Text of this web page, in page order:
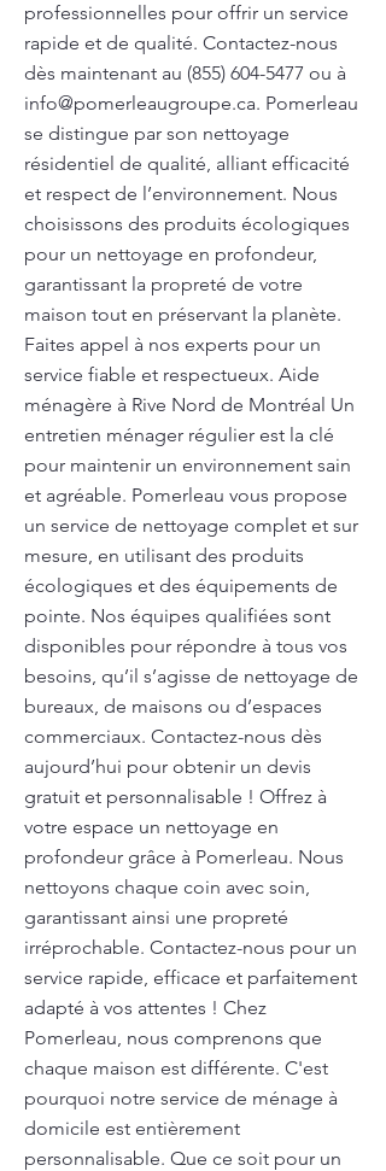
professionnelles pour offrir un service
rapide et de qualité. Contactez-nous
dès maintenant au (855) 604-5477 ou à
info@pomerleaugroupe.ca. Pomerleau
se distingue par son nettoyage
résidentiel de qualité, alliant efficacité
et respect de l’environnement. Nous
choisissons des produits écologiques
pour un nettoyage en profondeur,
garantissant la propreté de votre
maison tout en préservant la planète.
Faites appel à nos experts pour un
service fiable et respectueux. Aide
ménagère à Rive Nord de Montréal Un
entretien ménager régulier est la clé
pour maintenir un environnement sain
et agréable. Pomerleau vous propose
un service de nettoyage complet et sur
mesure, en utilisant des produits
écologiques et des équipements de
pointe. Nos équipes qualifiées sont
disponibles pour répondre à tous vos
besoins, qu’il s’agisse de nettoyage de
bureaux, de maisons ou d’espaces
commerciaux. Contactez-nous dès
aujourd’hui pour obtenir un devis
gratuit et personnalisable ! Offrez à
votre espace un nettoyage en
profondeur grâce à Pomerleau. Nous
nettoyons chaque coin avec soin,
garantissant ainsi une propreté
irréprochable. Contactez-nous pour un
service rapide, efficace et parfaitement
adapté à vos attentes ! Chez
Pomerleau, nous comprenons que
chaque maison est différente. C'est
pourquoi notre service de ménage à
domicile est entièrement
personnalisable. Que ce soit pour un